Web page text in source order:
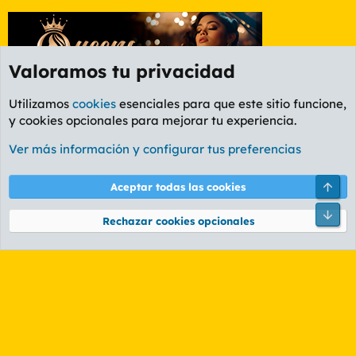
Foro General
Cookies
PL OLDSTYLE AMARILLO
Términos y reglas Política de privacidad Ayuda
Community platform by XenForo® © 2010-2026 XenForo Ltd.
Valoramos tu privacidad
Utilizamos cookies esenciales para que este sitio funcione,
y cookies opcionales para mejorar tu experiencia.
Ver más información y configurar tus preferencias
Aceptar todas las cookies
Rechazar cookies opcionales
Pie